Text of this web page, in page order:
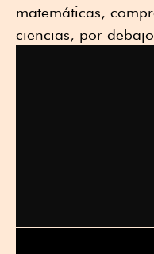
matemáticas,
ciencias, por